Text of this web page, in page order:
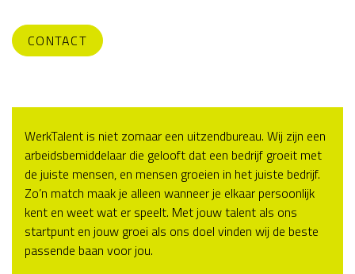
CONTACT
WerkTalent is niet zomaar een uitzendbureau. Wij zijn een
arbeidsbemiddelaar die gelooft dat een bedrijf groeit met
de juiste mensen, en mensen groeien in het juiste bedrijf.
Zo’n match maak je alleen wanneer je elkaar persoonlijk
kent en weet wat er speelt. Met jouw talent als ons
startpunt en jouw groei als ons doel vinden wij de beste
passende baan voor jou.